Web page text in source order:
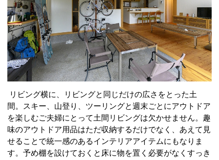
リビング横に、リビングと同じだけの広さをとった土
間。スキー、山登り、ツーリングと週末ごとにアウトドア
を楽しむご夫婦にとって土間リビングは欠かせません。趣
味のアウトドア用品はただ収納するだけでなく、あえて見
せることで統一感のあるインテリアアイテムにもなりま
す。予め棚を設けておくと床に物を置く必要がなくすっき